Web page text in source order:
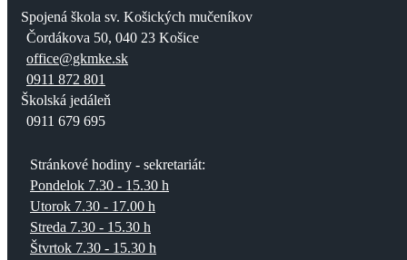
Spojená škola sv. Košických mučeníkov
Čordákova 50, 040 23 Košice
office@gkmke.sk
0911 872 801
Školská jedáleň
0911 679 695
Stránkové hodiny - sekretariát:
Pondelok 7.30 - 15.30 h
Utorok 7.30 - 17.00 h
Streda 7.30 - 15.30 h
Štvrtok 7.30 - 15.30 h